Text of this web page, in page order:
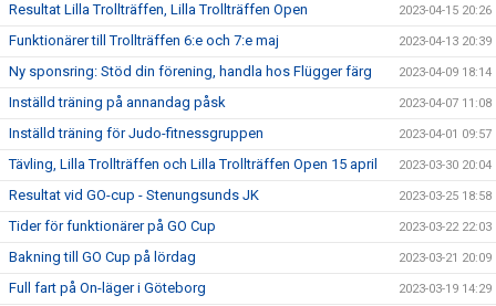
Resultat Lilla Trollträffen, Lilla Trollträffen Open 2023-04-15 20:26
Funktionärer till Trollträffen 6:e och 7:e maj 2023-04-13 20:39
Ny sponsring: Stöd din förening, handla hos Flügger färg 2023-04-09 18:14
Inställd träning på annandag påsk 2023-04-07 11:08
Inställd träning för Judo-fitnessgruppen 2023-04-01 09:57
Tävling, Lilla Trollträffen och Lilla Trollträffen Open 15 april 2023-03-30 20:04
Resultat vid GO-cup - Stenungsunds JK 2023-03-25 18:58
Tider för funktionärer på GO Cup 2023-03-22 22:03
Bakning till GO Cup på lördag 2023-03-21 20:09
Full fart på On-läger i Göteborg 2023-03-19 14:29